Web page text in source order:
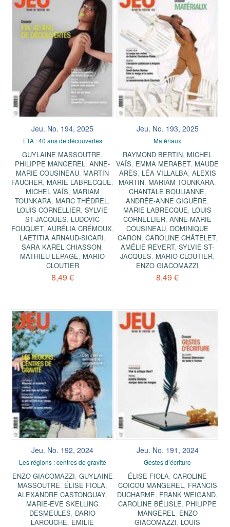
Jeu. No. 194, 2025
FTA : 40 ans de découvertes
GUYLAINE MASSOUTRE,
PHILIPPE MANGEREL,ANNE-
MARIE COUSINEAU, MARTIN
FAUCHER, MARIE LABRECQUE,
MICHEL VAÏS, MARIAM
TOUNKARA, MARC THÉDREL,
LOUIS CORNELLIER,SYLVIE
ST-JACQUES, LUDOVIC
FOUQUET, AURÉLIA CRÉMOUX,
LAETITIA ARNAUD-SICARI,
SARA KAREL CHIASSON,
MATHIEU LEPAGE, MARIO
CLOUTIER
8,49 €
Jeu. No. 193, 2025
Matériaux
RAYMOND BERTIN, MICHEL
VAÏS, EMMA MERABET, MAUDE
ARÈS, LÉA VILLALBA, ALEXIS
MARTIN, MARIAM TOUNKARA,
CHANTALE BOULIANNE,
ANDRÉE-ANNE GIGUÈRE,
MARIE LABRECQUE, LOUIS
CORNELLIER,ANNE-MARIE
COUSINEAU, DOMINIQUE
CARON, CAROLINE CHÂTELET,
AMÉLIE REVERT,SYLVIE ST-
JACQUES, MARIO CLOUTIER,
ENZO GIACOMAZZI
8,49 €
Jeu. No. 192, 2024
Les régions : centres de gravité
ENZO GIACOMAZZI, GUYLAINE
MASSOUTRE, ÉLISE FIOLA,
ALEXANDRE CASTONGUAY,
MARIE-EVE SKELLING
DESMEULES, DARIO
LAROUCHE, EMILIE
Jeu. No. 191, 2024
Gestes d’écriture
ÉLISE FIOLA,CAROLINE
COICOU MANGEREL, FRANCIS
DUCHARME, FRANK WEIGAND,
CAROLINE BÉLISLE, PHILIPPE
MANGEREL, ENZO
GIACOMAZZI, LOUIS